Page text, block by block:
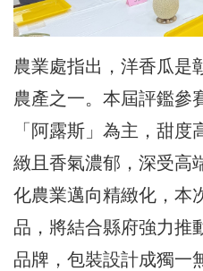
農業處指出，洋香瓜是
農產之一。本屆評鑑參
「阿露斯」為主，甜
緻且香氣濃郁，深受高
化農業邁向精緻化，本
品，將結合縣府強力推
品牌，包裝設計成獨一